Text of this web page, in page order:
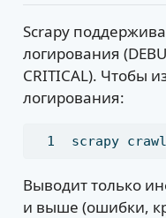
Scrapy
логирования
CRITICAL). Чтобы
логирования:
scrapy
Выводит только
и выше (ошибки,